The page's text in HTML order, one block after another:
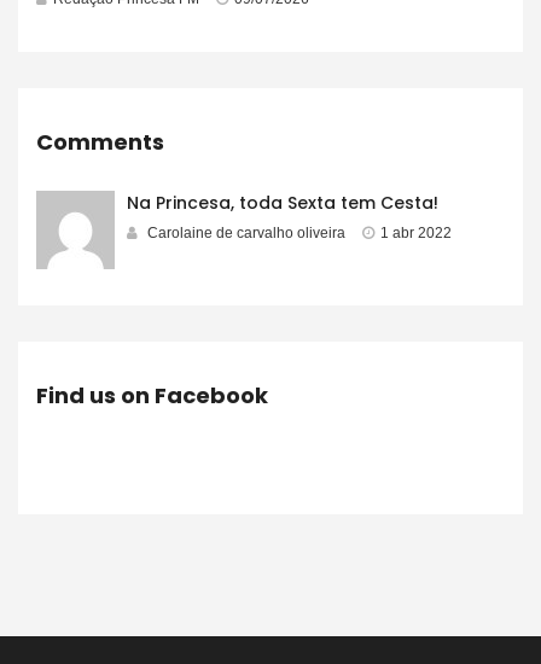
Comments
Na Princesa, toda Sexta tem Cesta!
Carolaine de carvalho oliveira 1 abr 2022
Find us on Facebook